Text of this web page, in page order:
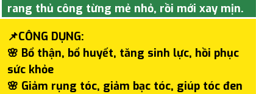
rang thủ công từng mẻ nhỏ, rồi mới xay mịn.
📌CÔNG DỤNG:
🌸 Bổ thận, bổ huyết, tăng sinh lực, hồi phục
sức khỏe
🌸 Giảm rụng tóc, giảm bạc tóc, giúp tóc đen